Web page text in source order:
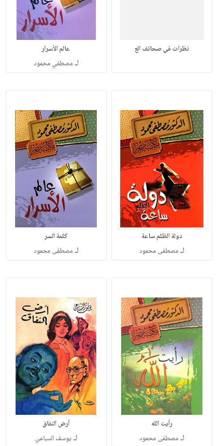
نظرات في صحائف الع عالم الأسرار
لـ مصطفي محمود
دولة الظلم ساعة
لـ مصطفى محمود
كلمة السر
لـ مصطفى محمود
رأيت الله
لـ مصطفى محمود
أرض النفاق
لـ يوسف السباعي